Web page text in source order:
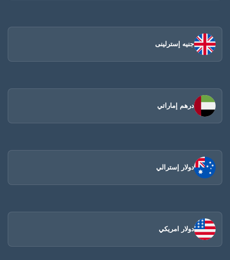
جنيه إسترلينى
درهم إماراتي
دولار إسترالي
دولار امريكي